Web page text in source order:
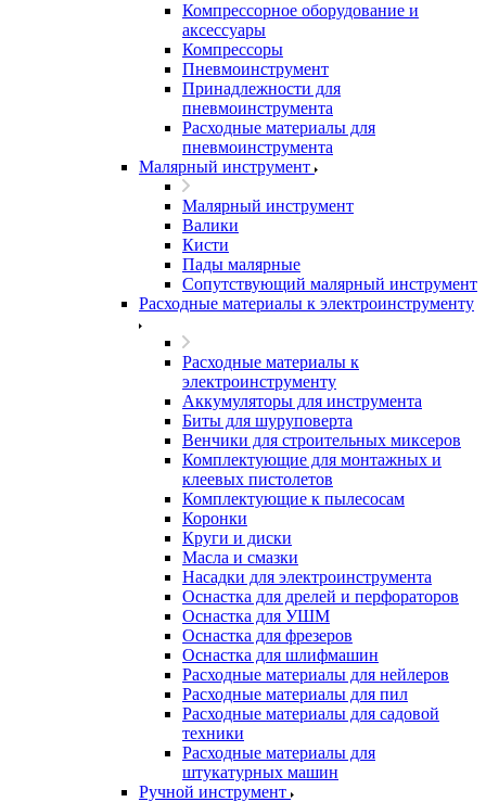
Компрессорное оборудование и
аксессуары
Компрессоры
Пневмоинструмент
Принадлежности для
пневмоинструмента
Расходные материалы для
пневмоинструмента
Малярный инструмент
Малярный инструмент
Валики
Кисти
Пады малярные
Сопутствующий малярный инструмент
Расходные материалы к электроинструменту
Расходные материалы к
электроинструменту
Аккумуляторы для инструмента
Биты для шуруповерта
Венчики для строительных миксеров
Комплектующие для монтажных и
клеевых пистолетов
Комплектующие к пылесосам
Коронки
Круги и диски
Масла и смазки
Насадки для электроинструмента
Оснастка для дрелей и перфораторов
Оснастка для УШМ
Оснастка для фрезеров
Оснастка для шлифмашин
Расходные материалы для нейлеров
Расходные материалы для пил
Расходные материалы для садовой
техники
Расходные материалы для
штукатурных машин
Ручной инструмент